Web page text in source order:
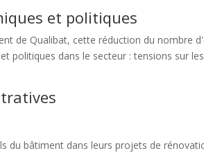
et politiques
de Qualibat, cette réduction du nombre
politiques dans le secteur : tensions sur
du bâtiment dans leurs projets de